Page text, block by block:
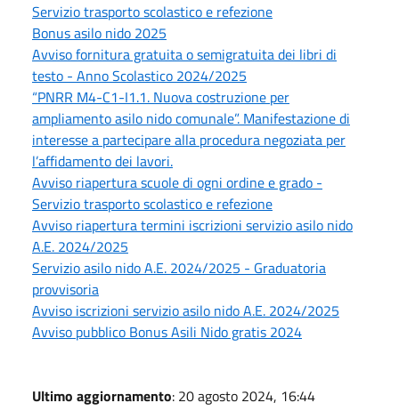
Servizio trasporto scolastico e refezione
Bonus asilo nido 2025
Avviso fornitura gratuita o semigratuita dei libri di
testo - Anno Scolastico 2024/2025
“PNRR M4-C1-I1.1. Nuova costruzione per
ampliamento asilo nido comunale”. Manifestazione di
interesse a partecipare alla procedura negoziata per
l’affidamento dei lavori.
Avviso riapertura scuole di ogni ordine e grado -
Servizio trasporto scolastico e refezione
Avviso riapertura termini iscrizioni servizio asilo nido
A.E. 2024/2025
Servizio asilo nido A.E. 2024/2025 - Graduatoria
provvisoria
Avviso iscrizioni servizio asilo nido A.E. 2024/2025
Avviso pubblico Bonus Asili Nido gratis 2024
Ultimo aggiornamento: 20 agosto 2024, 16:44